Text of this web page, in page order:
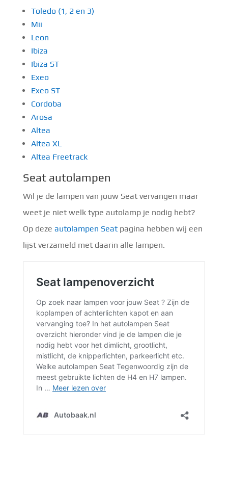
Toledo (1, 2 en 3)
Mii
Leon
Ibiza
Ibiza ST
Exeo
Exeo ST
Cordoba
Arosa
Altea
Altea XL
Altea Freetrack
Seat autolampen
Wil je de lampen van jouw Seat vervangen maar
weet je niet welk type autolamp je nodig hebt?
Op deze autolampen Seatpagina hebben wij een
lijst verzameld met daarin alle lampen.